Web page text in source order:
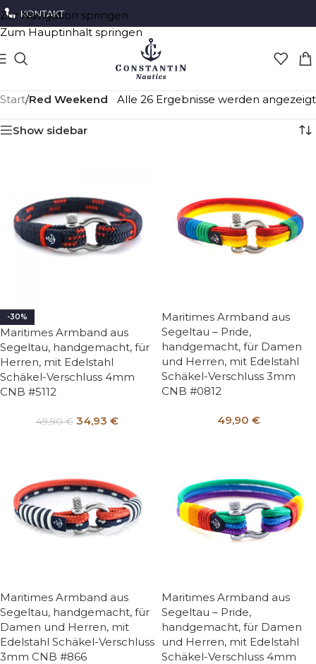
Zur Navigation springen
Zum Hauptinhalt springen
KONTAKT
Start/Red Weekend Alle 26 Ergebnisse werden angezeigt
Show sidebar
-30%
Maritimes Armband aus
Segeltau, handgemacht, für
Herren, mit Edelstahl
Schäkel-Verschluss 4mm
CNB #5112
49,90€ 34,93 €
Maritimes Armband aus
Segeltau – Pride,
handgemacht, für Damen
und Herren, mit Edelstahl
Schäkel-Verschluss 3mm
CNB #0812
49,90 €
Maritimes Armband aus
Segeltau, handgemacht, für
Damen und Herren, mit
Edelstahl Schäkel-Verschluss
3mm CNB #866
Maritimes Armband aus
Segeltau – Pride,
handgemacht, für Damen
und Herren, mit Edelstahl
Schäkel-Verschluss 4mm